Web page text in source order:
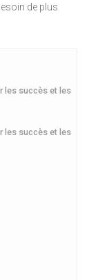
de plus
les succès et les
les succès et les